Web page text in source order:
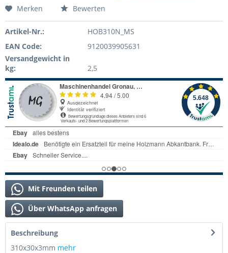
Merken Bewerten
Artikel-Nr.:
HOB310N_MS
EAN Code:
9120039905631
Versandgewicht in
kg:
2,5
Mit Freunden teilen
Über WhatsApp anfragen
Beschreibung
310x30x3mm mehr